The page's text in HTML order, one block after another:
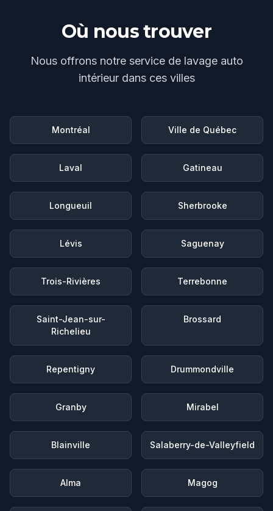
Où nous trouver
Nous offrons notre service de lavage auto
intérieurdans ces villes
Montréal Ville de Québec
Laval Gatineau
Longueuil Sherbrooke
Lévis Saguenay
Trois-Rivières Terrebonne
Saint-Jean-sur-
Richelieu
Brossard
Repentigny Drummondville
Granby Mirabel
Blainville Salaberry-de-Valleyfield
Alma Magog